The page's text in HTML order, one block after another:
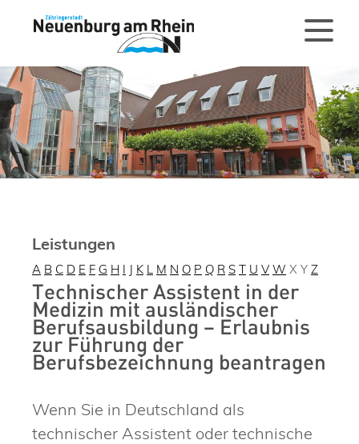
Leistungen
A B C D E F G H I J K L M N O P Q R S T U V W X Y Z
Technischer Assistent in der
Medizin mit ausländischer
Berufsausbildung – Erlaubnis
zur Führung der
Berufsbezeichnung beantragen
Wenn Sie in Deutschland als
technischer Assistent oder technische